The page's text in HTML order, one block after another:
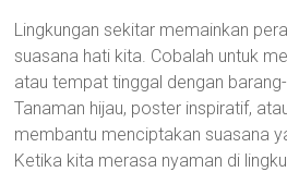
Lingkungan sekitar memainkan
suasana hati kita. Cobalah untuk
atau tempat tinggal dengan
Tanaman hijau, poster inspiratif,
membantu menciptakan suasana
Ketika kita merasa nyaman di